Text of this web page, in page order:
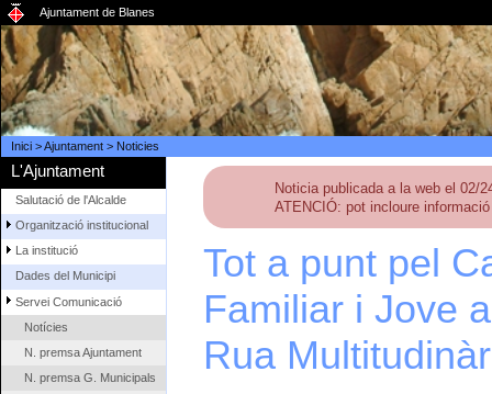
Ajuntament de Blanes
Inici>Ajuntament> Noticies
L'Ajuntament
Salutació de l'Alcalde
Organització institucional
La institució
Dades del Municipi
Servei Comunicació
Notícies
N. premsa Ajuntament
N. premsa G. Municipals
Noticia publicada a la web el 02/
ATENCIÓ: pot incloure
Tot a punt pel
Familiar i Jove
Rua